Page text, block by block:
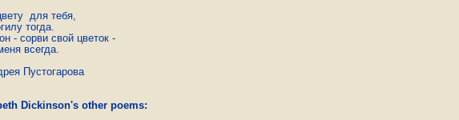
для тебя,
тогда.
- сорви свой цветок -
всегда.
Пустогарова
Dickinson's other poems: